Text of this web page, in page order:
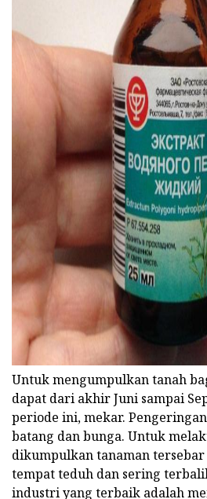
ad
Untuk mengumpulkan tanah
dapat dari akhir Juni sampai
periode ini, mekar.
batang dan bunga. Untuk
dikumpulkan tanaman
tempat teduh dan sering
industri yang terbaik adalah